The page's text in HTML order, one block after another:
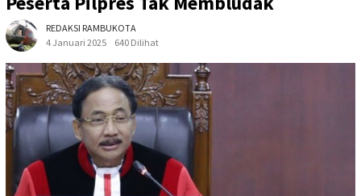
REDAKSI RAMBUKOTA
4 Januari 2025
640 Dilihat